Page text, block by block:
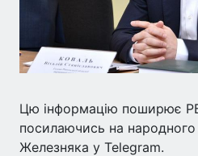
Цю інформацію поширює
посилаючись на
Железняка у Telegram.